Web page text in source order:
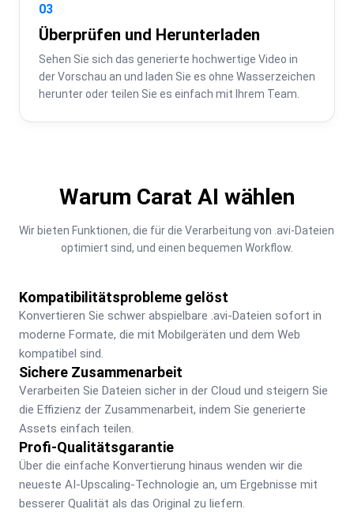
03
Überprüfen und Herunterladen
Sehen Sie sich das generierte hochwertige Video in
der Vorschau an und laden Sie es ohne Wasserzeichen
herunter oder teilen Sie es einfach mit Ihrem Team.
Warum Carat AI wählen
Wir bieten Funktionen, die für die Verarbeitung von .avi-Dateien
optimiert sind, und einen bequemen Workflow.
Kompatibilitätsprobleme gelöst
Konvertieren Sie schwer abspielbare .avi-Dateien sofort in
moderne Formate, die mit Mobilgeräten und dem Web
kompatibel sind.
Sichere Zusammenarbeit
Verarbeiten Sie Dateien sicher in der Cloud und steigern Sie
die Effizienz der Zusammenarbeit, indem Sie generierte
Assets einfach teilen.
Profi-Qualitätsgarantie
Über die einfache Konvertierung hinaus wenden wir die
neueste AI-Upscaling-Technologie an, um Ergebnisse mit
besserer Qualität als das Original zu liefern.